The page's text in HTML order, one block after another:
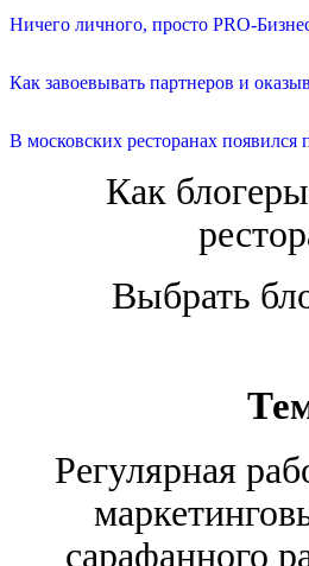
Ничего личного, просто PRO-
Как завоевывать партнеров и
В московских ресторанах
Как
Выбрать
Регулярная
сарафанного